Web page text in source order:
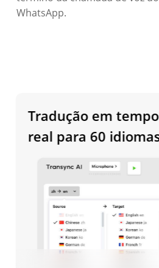
WhatsApp.
Tradução em tempo
real para 60 idiomas.